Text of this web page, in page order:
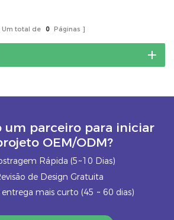
Um total de 0 Páginas
um parceiro para iniciar
OEM/ODM?
Rápida (5~10 Dias)
de Design Gratuita
entrega mais curto (45 ~ 60 dias)